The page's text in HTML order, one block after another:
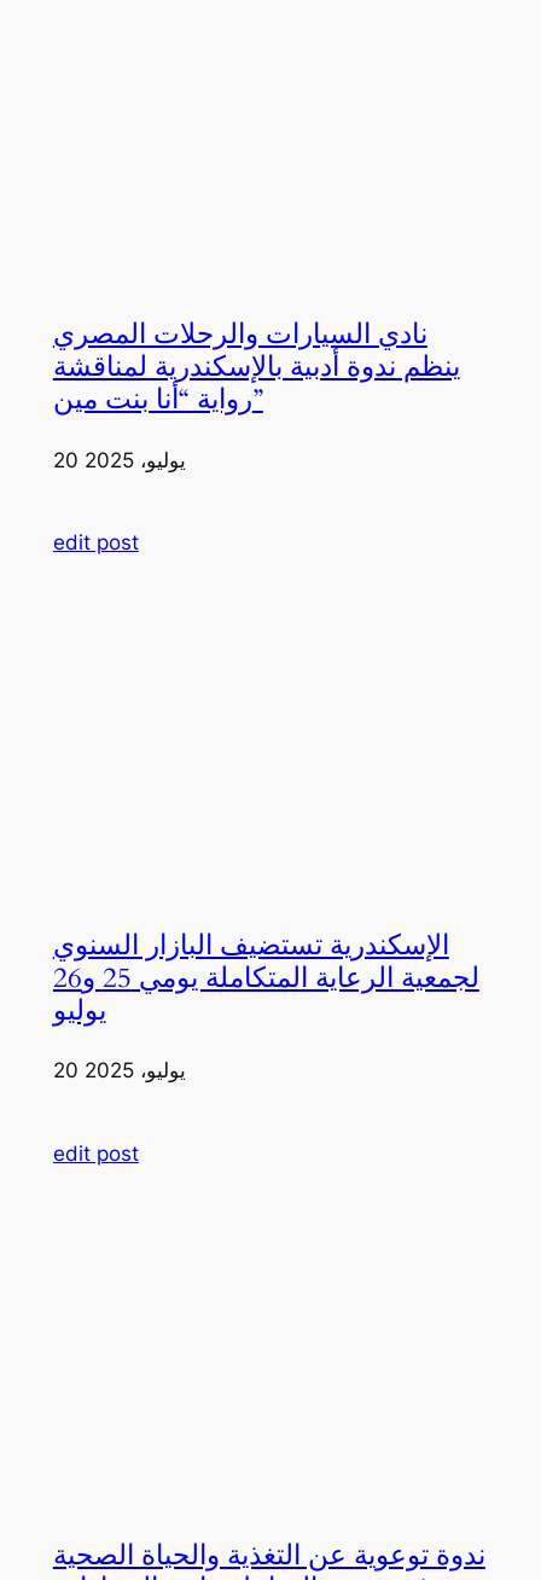
نادي السيارات والرحلات المصري
ينظم ندوة أدبية بالإسكندرية لمناقشة
رواية “أنا بنت مين”
20 يوليو، 2025
edit post
الإسكندرية تستضيف البازار السنوي
لجمعية الرعاية المتكاملة يومي 25 و26
يوليو
20 يوليو، 2025
edit post
ندوة توعوية عن التغذية والحياة الصحية